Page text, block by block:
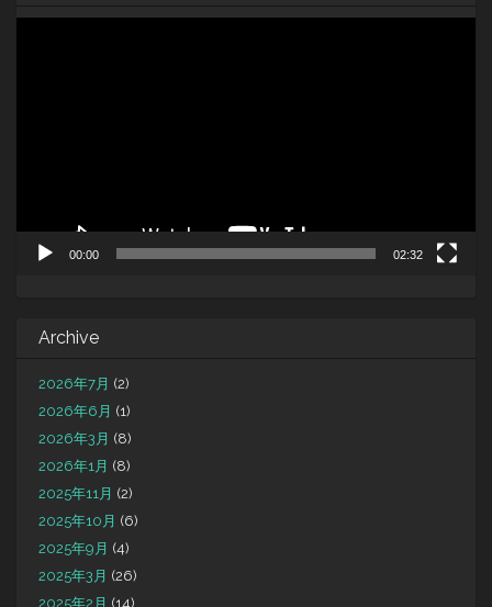
00:00 02:32
Archive
2026年7月 (2)
2026年6月 (1)
2026年3月 (8)
2026年1月 (8)
2025年11月 (2)
2025年10月 (6)
2025年9月 (4)
2025年3月 (26)
2025年2月 (14)